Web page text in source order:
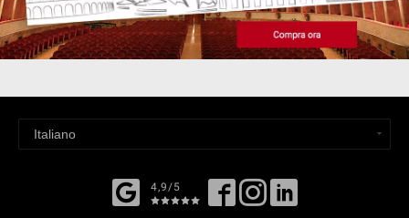
4,9/5